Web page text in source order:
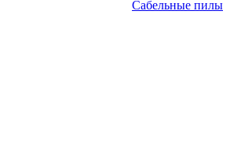
Сабельные пилы